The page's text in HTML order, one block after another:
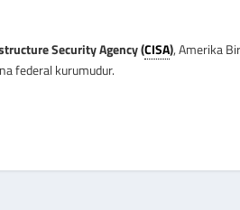
Security Agency (CISA), Amerika
federal kurumudur.